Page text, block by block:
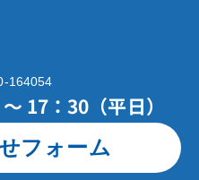
164054
17：30（平日）
フォーム